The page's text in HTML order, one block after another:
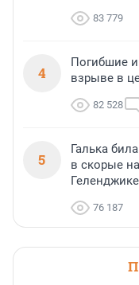
83 779
4
Погибшие
взрыве в
82 528
5
Галька
в скорые
76 187